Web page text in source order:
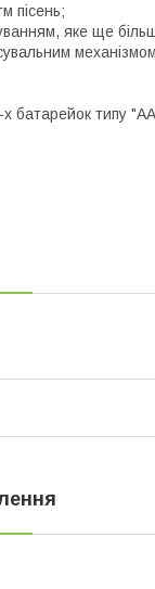
пісень;
яке ще
батарейок типу